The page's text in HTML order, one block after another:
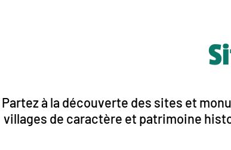
Partez à la découverte des sites et
villages de caractère et patrimoine